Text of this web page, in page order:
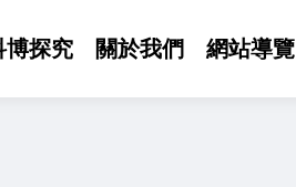
博探究 關於我們 網站導覽